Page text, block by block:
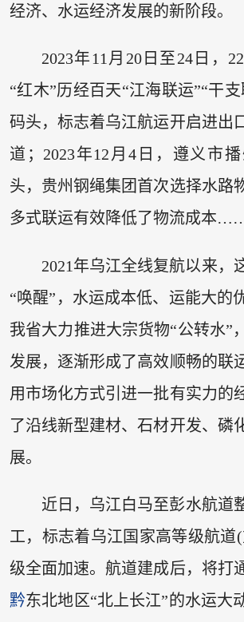
经济、水运经济发展的新阶段。
2023年11月20日至24日，
“红木”历经百天“江海联运”“干
码头，标志着乌江航运开启进出
道；2023年12月4日，遵义市
头，贵州钢绳集团首次选择水路
多式联运有效降低了物流成本
2021年乌江全线复航以来，
“唤醒”，水运成本低、运能大的
我省大力推进大宗货物“公转水”
发展，逐渐形成了高效顺畅的联
用市场化方式引进一批有实力的
了沿线新型建材、石材开发、磷
展。
近日，乌江白马至彭水航道
工，标志着乌江国家高等级航道
级全面加速。航道建成后，将打
黔东北地区“北上长江”的水运大